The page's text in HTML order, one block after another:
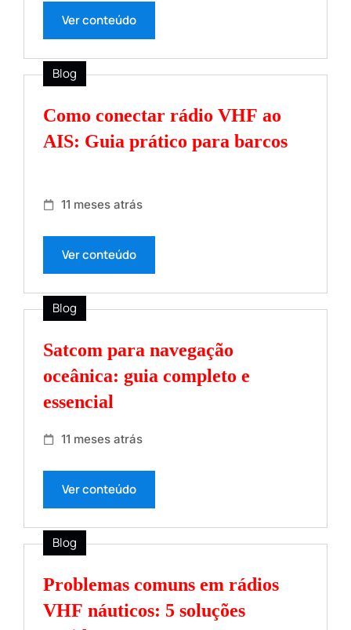
Ver conteúdo
Blog
Como conectar rádio VHF ao
AIS: Guia prático para barcos
11 meses atrás
Ver conteúdo
Blog
Satcom para navegação
oceânica: guia completo e
essencial
11 meses atrás
Ver conteúdo
Blog
Problemas comuns em rádios
VHF náuticos: 5 soluções